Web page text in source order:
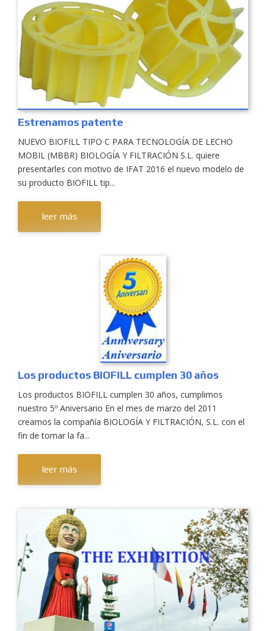
Estrenamos patente
NUEVO BIOFILL TIPO C PARA TECNOLOGÍA DE LECHO
MOBIL (MBBR) BIOLOGÍA Y FILTRACIÓN S.L. quiere
presentarles con motivo de IFAT 2016 el nuevo modelo de
su producto BIOFILL tip...
leer más
Los productos BIOFILL cumplen 30 años
Los productos BIOFILL cumplen 30 años, cumplimos
nuestro 5º Aniversario En el mes de marzo del 2011
creamos la compañía BIOLOGÍA Y FILTRACIÓN, S.L. con el
fin de tomar la fa...
leer más